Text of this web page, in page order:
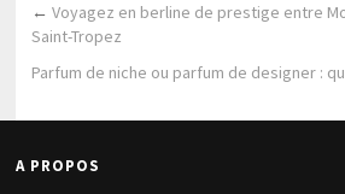
←Voyagez en berline de prestige entre
Saint-Tropez
Parfum de niche ou parfum de designer :
A PROPOS